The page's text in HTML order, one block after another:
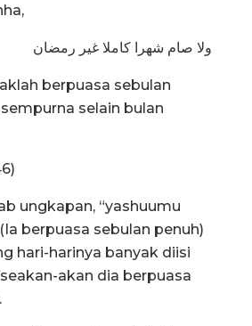
ولا صام شهرا كاملا غير رمضان
berpuasa sebulan
selain bulan
ungkapan, “yashuumu
berpuasa sebulan penuh)
hari-harinya banyak diisi
akan dia berpuasa